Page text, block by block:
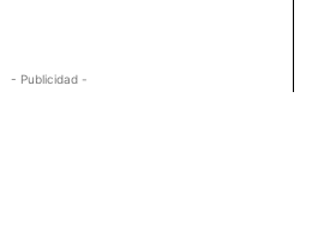
- Publicidad -